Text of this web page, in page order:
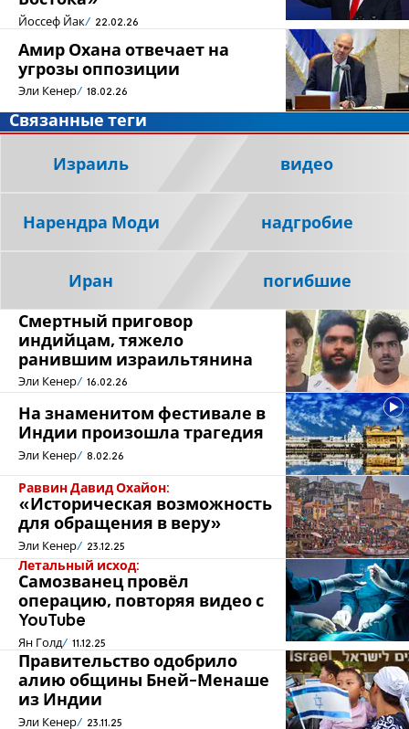
Йоссеф Йак 22.02.26
Амир Охана отвечает на
угрозы оппозиции
Эли Кенер 18.02.26
Смертный приговор
индийцам, тяжело
ранившим израильтянина
Эли Кенер 16.02.26
На знаменитом фестивале в
Индии произошла трагедия
Эли Кенер 8.02.26
Раввин Давид Охайон:
«Историческая возможность
для обращения в веру»
Эли Кенер 23.12.25
Летальный исход:
Самозванец провёл
операцию, повторяя видео с
YouTube
Ян Голд 11.12.25
Правительство одобрило
алию общины Бней-Менаше
из Индии
Эли Кенер 23.11.25
Связанные теги
Израиль видео
Нарендра Моди надгробие
Иран погибшие